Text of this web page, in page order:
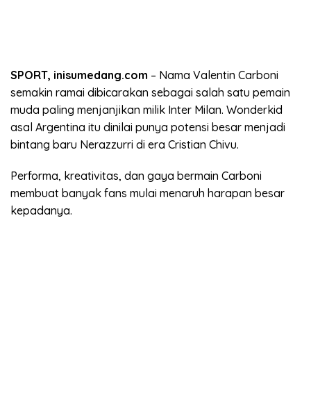
SPORT, inisumedang.com – Nama Valentin Carboni
semakin ramai dibicarakan sebagai salah satu pemain
muda paling menjanjikan milik Inter Milan. Wonderkid
asal Argentina itu dinilai punya potensi besar menjadi
bintang baru Nerazzurri di era Cristian Chivu.
Performa, kreativitas, dan gaya bermain Carboni
membuat banyak fans mulai menaruh harapan besar
kepadanya.